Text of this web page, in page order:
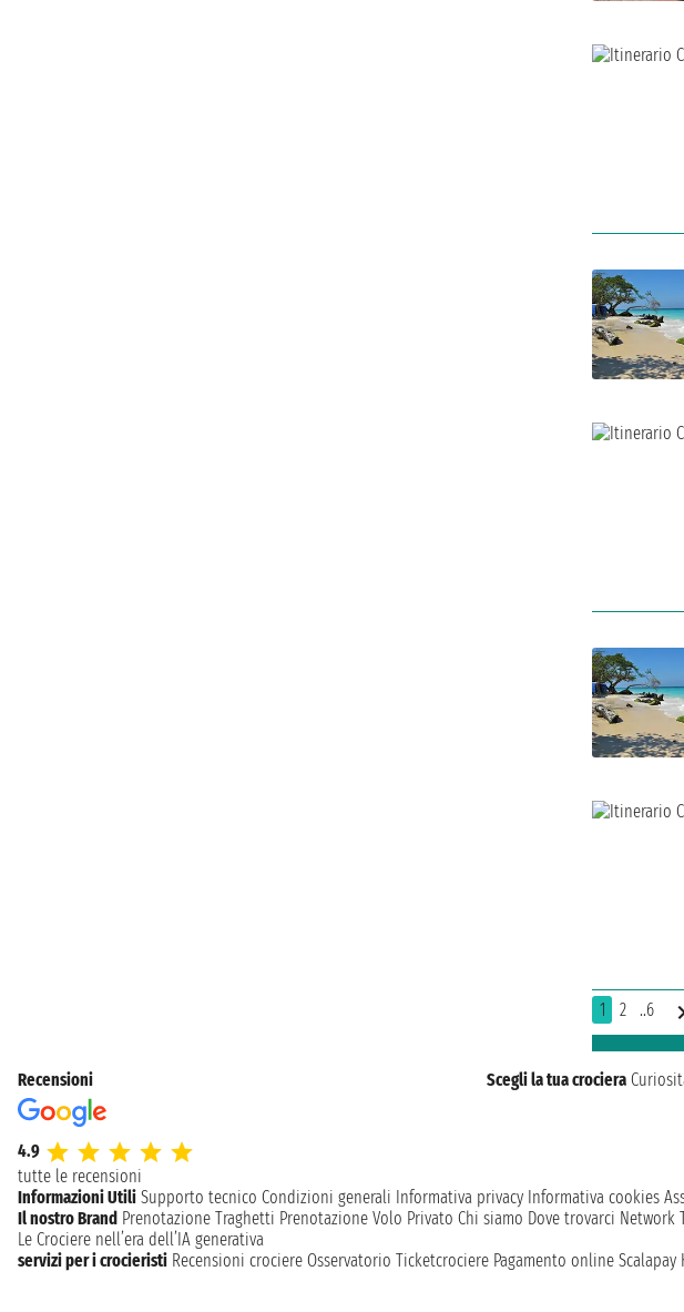
1 2 ..6
Recensioni
4.9
tutte le recensioni
Scegli la tua crociera
Informazioni Utili Supporto tecnico Condizioni generali Informativa privacy Informativa cookies
Il nostro Brand Prenotazione Traghetti Prenotazione Volo Privato Chi siamo Dove trovarci Network
Le Crociere nell’era dell’IA generativa
servizi per i crocieristi Recensioni crociere Osservatorio Ticketcrociere Pagamento online Scalapay